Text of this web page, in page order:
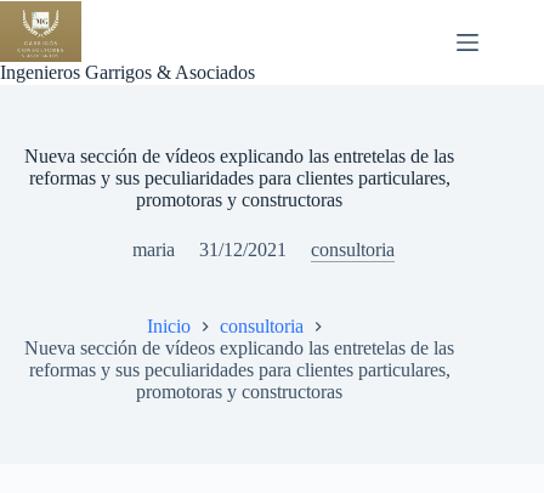
Saltar
contenido
Ingenieros Garrigos & Asociados
Nueva sección de vídeos explicando las entretelas de las
reformas y sus peculiaridades para clientes particulares,
promotoras y constructoras
maria 31/12/2021 consultoria
Inicio
consultoria
Nueva sección de vídeos explicando las entretelas de las
reformas y sus peculiaridades para clientes particulares,
promotoras y constructoras